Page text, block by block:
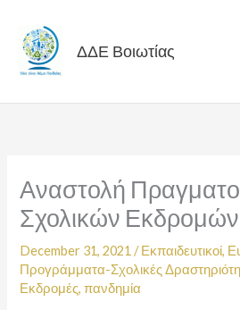
content
ΔΔΕ Βοιωτίας
Αναστολή
Σχολικών Εκδρομών
December 31, 2021/Εκπαιδευτικοί,
Προγράμματα-Σχολικές
Εκδρομές,πανδημία